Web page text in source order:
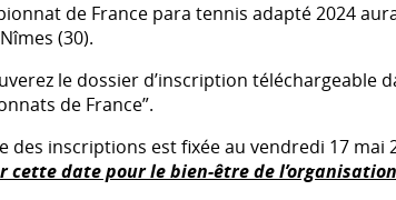
de France para tennis adapté 2024
(30).
le dossier d’inscription téléchargeable
de France”.
des inscriptions est fixée au vendredi 17 mai
cette date pour le bien-être de